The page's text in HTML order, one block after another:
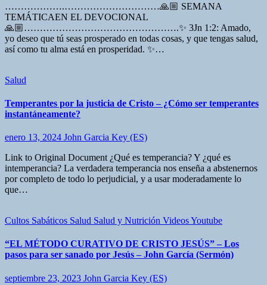
……………….…………………………🙏🏼 SEMANA
TEMÁTICAEN EL DEVOCIONAL
🙏🏼………………………………………….✨ 3Jn 1:2: Amado,
yo deseo que tú seas prosperado en todas cosas, y que tengas salud,
así como tu alma está en prosperidad. ✨…
Salud
Temperantes por la justicia de Cristo – ¿Cómo ser temperantes
instantáneamente?
enero 13, 2024 John Garcia Key (ES)
Link to Original Document ¿Qué es temperancia? Y ¿qué es
intemperancia? La verdadera temperancia nos enseña a abstenernos
por completo de todo lo perjudicial, y a usar moderadamente lo
que…
Cultos Sabáticos Salud Salud y Nutrición Videos Youtube
“EL MÉTODO CURATIVO DE CRISTO JESÚS” – Los
pasos para ser sanado por Jesús – John García (Sermón)
septiembre 23, 2023 John Garcia Key (ES)